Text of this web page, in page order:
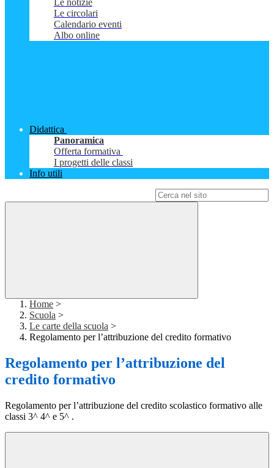
Le notizie
Le circolari
Calendario eventi
Albo online
Didattica
Panoramica
Offerta formativa
I progetti delle classi
Info utili
Home >
Scuola >
Le carte della scuola >
Regolamento per l’attribuzione del credito formativo
Regolamento per l’attribuzione del
credito formativo
Regolamento per l’attribuzione del credito scolastico formativo alle
classi 3^ 4^ e 5^ .